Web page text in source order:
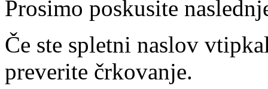
Prosimo poskusite
Če ste spletni naslov
preverite črkovanje.